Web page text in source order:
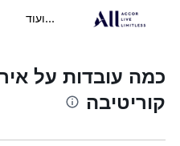
...ועוד
קוריטיבה